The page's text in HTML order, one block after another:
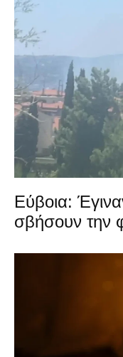
Εύβοια:
σβήσουν την